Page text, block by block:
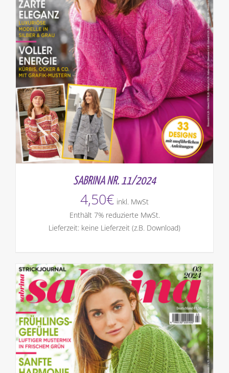
SABRINA NR. 11/2024
4,50€ inkl. MwSt
Enthält 7% reduzierte MwSt.
Lieferzeit: keine Lieferzeit (z.B. Download)